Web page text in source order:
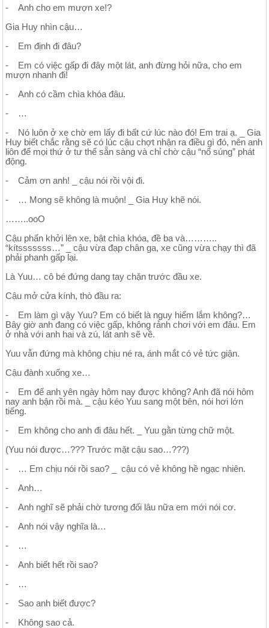
- Anh cho em mượn xe!?
Gia Huy nhìn cậu…
- Em định đi đâu?
- Em có việc gấp đi đây một lát, anh đừng hỏi nữa, cho em
mượn nhanh đi!
- Anh có cầm chìa khóa đâu.
- …
- Nó luôn ở xe chờ em lấy đi bất cứ lúc nào đó! Em trai ạ. _ Gia
Huy biết chắc rằng sẽ có lúc cậu chợt nhận ra điều gì đó, nên anh
liôn để mọi thứ ở tư thế sẵn sàng và chỉ chờ cậu “nổ súng” phát
động.
- Cảm ơn anh! _ cậu nói rồi vội đi.
- … Mong sẽ không là muộn! _ Gia Huy khẽ nói.
……..ooO
Cậu phấn khởi lên xe, bật chìa khóa, đề ba và………..
“kítsssssss…” _ cậu vừa đạp chân ga, xe cũng vừa chạy thì đã
phải phanh gấp lại.
Là Yuu… cô bé đứng dang tay chặn trước đầu xe.
Cậu mở cửa kính, thò đầu ra:
- Em làm gì vậy Yuu? Em có biết là nguy hiểm lắm không?…
Bây giờ anh đang có việc gấp, không rảnh chơi với em đâu. Em
ở nhà với anh hai và zú, lát anh sẽ về.
Yuu vẫn đứng mà không chịu né ra, ánh mắt có vẻ tức giận.
Cậu đành xuống xe…
- Em để anh yên ngày hôm nay được không? Anh đã nói hôm
nay anh bận rồi mà. _ cậu kéo Yuu sang một bên, nói hơi lớn
tiếng.
- Em không cho anh đi đâu hết. _ Yuu gằn từng chữ một.
(Yuu nói được…??? Trước mặt cậu sao…???)
- … Em chịu nói rồi sao? _ cậu có vẻ không hề ngạc nhiên.
- Anh…
- Anh nghĩ sẽ phải chờ tương đối lâu nữa em mới nói cơ.
- Anh nói vậy nghĩa là…
- …
- Anh biết hết rồi sao?
- …
- Sao anh biết được?
- Không sao cả.